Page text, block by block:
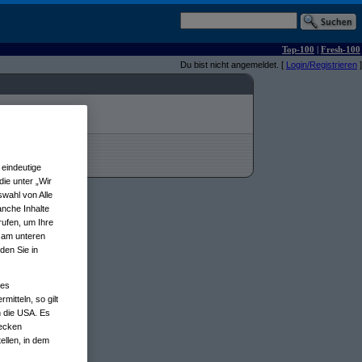
Top-100 | Fresh-100
Du bist nicht angemeldet. [ Login/Registrieren ]
unter „Wir
von Alle
Inhalte
um Ihre
unteren
Sie in
so gilt
die USA. Es
in dem